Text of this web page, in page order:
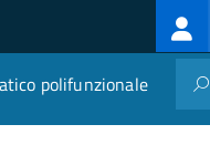
polifunzionale